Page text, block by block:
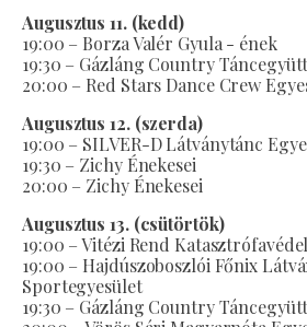
Augusztus 11. (kedd)
19:00 – Borza Valér Gyula - ének
19:30 – Gázláng Country
20:00 – Red Stars Dance Crew
Augusztus 12. (szerda)
19:00 – SILVER-D Látványtánc
19:30 – Zichy Énekesei
20:00 – Zichy Énekesei
Augusztus 13. (csütörtök)
19:00 – Vitézi Rend
19:00 – Hajdúszoboszlói Főnix
Sportegyesület
19:30 – Gázláng Country